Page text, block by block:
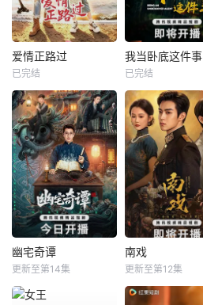
爱情正路过
已完结
我当卧底这件事
已完结
幽宅奇谭
更新至第14集
南戏
更新至第12集